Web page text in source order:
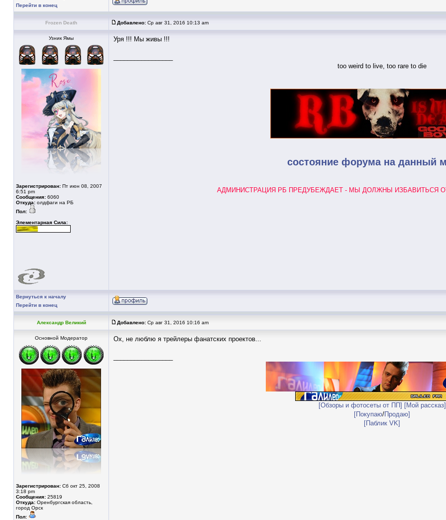
Перейти в конец
Frozen Death Добавлено: Ср авг 31, 2016 10:13 am
Узник Ямы
Зарегистрирован: Пт июн 08, 2007
6:51 pm
Сообщения: 6060
Откуда: олдфаги на РБ
Пол:
Элементарная Сила:
Уря !!! Мы живы !!!
too weird to live, too rare to die
состояние форума на данный
АДМИНИСТРАЦИЯ РБ ПРЕДУБЕЖДАЕТ - МЫ ДОЛЖНЫ ИЗБАВИТЬСЯ
Вернуться к началу
Перейти в конец
Александр Великий Добавлено: Ср авг 31, 2016 10:16 am
Основной Модератор
Зарегистрирован: Сб окт 25, 2008
3:18 pm
Сообщения: 25819
Откуда: Оренбургская область,
город Орск
Пол:
Ох, не люблю я трейлеры фанатских проектов...
[Обзоры и фотосеты от ПП] [Мой рассказ]
[Покупаю/Продаю]
[Паблик VK]